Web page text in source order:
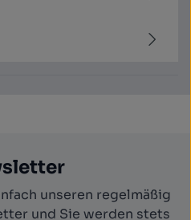
unseren regelmäßig
und Sie werden stets